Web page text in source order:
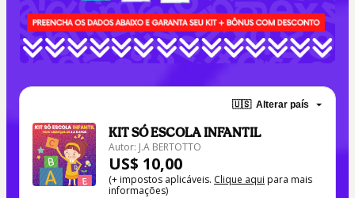
🇺🇸 Alterar país
KIT SÓ ESCOLA INFANTIL
Autor: J.A BERTOTTO
US$ 10,00
(+ impostos aplicáveis. Clique aqui para mais
informações)